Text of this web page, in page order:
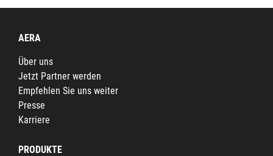
AERA
Über uns
Jetzt Partner werden
Empfehlen Sie uns weiter
Presse
Karriere
PRODUKTE